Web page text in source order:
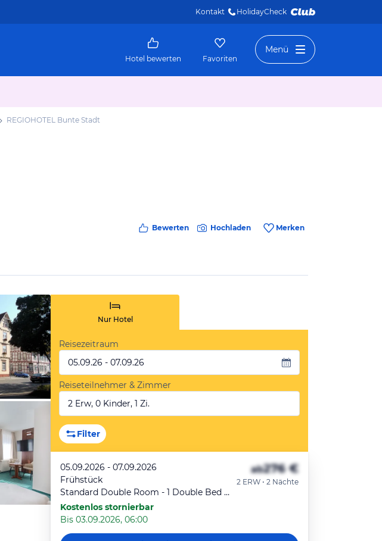
Kontakt HolidayCheck
Hotel bewerten Favoriten
Menü
REGIOHOTEL Bunte Stadt
Bewerten Hochladen Merken
Nur Hotel
Reisezeitraum
05.09.26 - 07.09.26
Reiseteilnehmer & Zimmer
2 Erw, 0 Kinder, 1 Zi.
Filter
05.09.2026 - 07.09.2026
Frühstück
Standard Double Room - 1 Double Bed And 1 Twin Sofa Bed
Kostenlos stornierbar
Bis 03.09.2026, 06:00
ab276 €
2 ERW • 2 Nächte